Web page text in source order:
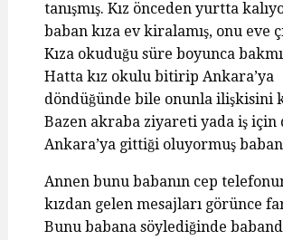
tanışmış. Kız önceden yurtta
baban kıza ev kiralamış, onu eve
Kıza okuduğu süre boyunca
Hatta kız okulu bitirip Ankara’ya
döndüğünde bile onunla ilişkisini
Bazen akraba ziyareti yada iş için
Ankara’ya gittiği oluyormuş
Annen bunu babanın cep
kızdan gelen mesajları görünce
Bunu babana söylediğinde